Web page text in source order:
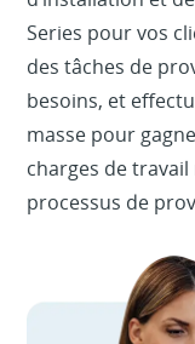
Series pour vos
des tâches de
besoins, et
masse pour
charges de
processus de